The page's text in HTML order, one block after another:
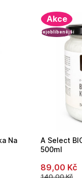
Na
Akce
Nejoblíbenější
A Select
500ml
89,00 Kč